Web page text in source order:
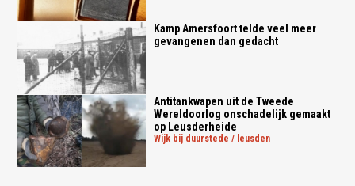
Kamp Amersfoort telde veel meer
gevangenen dan gedacht
Antitankwapen uit de Tweede
Wereldoorlog onschadelijk gemaakt
op Leusderheide
wijk bij duurstede / leusden